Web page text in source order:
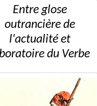
Entre glose
outrancière de
l'actualité et
du Verbe